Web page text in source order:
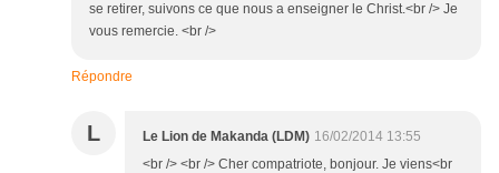
se retirer, suivons ce que nous a enseigner le Christ.<br /> Je
vous remercie. <br />
Répondre
L Le Lion de Makanda (LDM) 16/02/2014 13:55
<br /> <br /> Cher compatriote, bonjour. Je viens<br